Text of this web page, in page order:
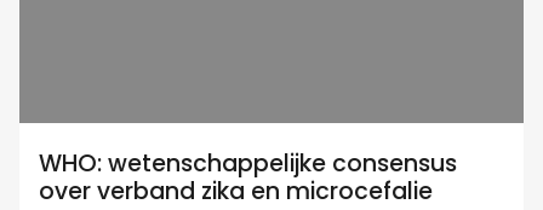
WHO: wetenschappelijke consensus
over verband zika en microcefalie